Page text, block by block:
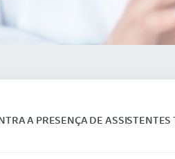
TÉCNICOS NÃO MÉDICOS EM